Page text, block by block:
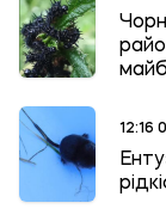
12:16